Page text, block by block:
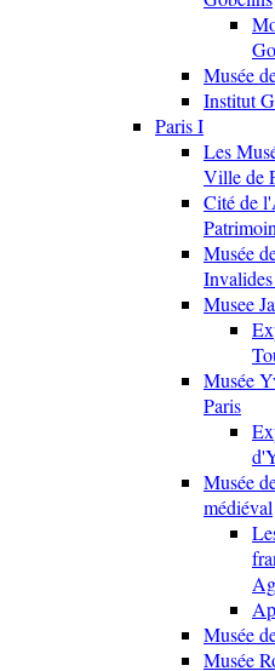
Musée
Institut
Paris I
Les
Ville de
Cité de
Musée
Musee
Musée
Paris
Musée
médiéval
Musée
Musée